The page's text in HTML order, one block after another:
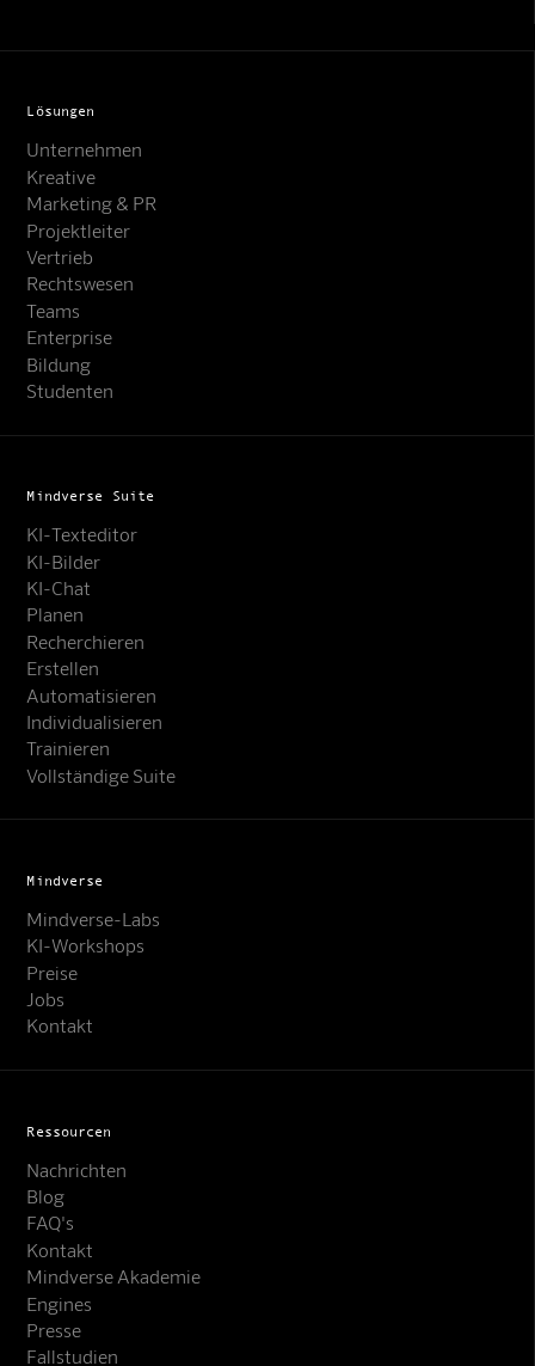
Online · KI-Assistent
Lösungen
Unternehmen
Kreative
Marketing & PR
Projektleiter
Vertrieb
Rechtswesen
Teams
Enterprise
Bildung
Studenten
Mindverse Suite
KI-Texteditor
KI-Bilder
KI-Chat
Planen
Recherchieren
Erstellen
Automatisieren
Individualisieren
Trainieren
Vollständige Suite
Mindverse
Mindverse-Labs
KI-Workshops
Preise
Jobs
Kontakt
Ressourcen
Nachrichten
Blog
FAQ's
Kontakt
Mindverse Akademie
Engines
Presse
Fallstudien